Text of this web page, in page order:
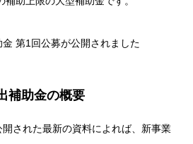
第1回公募が公開されました
補助金の概要
された最新の資料によれば、新事業